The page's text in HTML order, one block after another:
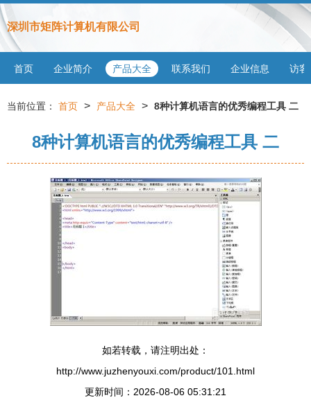
深圳市矩阵计算机有限公司
首页 企业简介 产品大全 联系我们 企业信息 访客
当前位置： 首页 > 产品大全 > 8种计算机语言的优秀编程工具 二
8种计算机语言的优秀编程工具 二
如若转载，请注明出处：
http://www.juzhenyouxi.com/product/101.html
更新时间：2026-08-06 05:31:21